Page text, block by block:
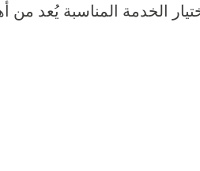
الخدمة المناسبة يُعد